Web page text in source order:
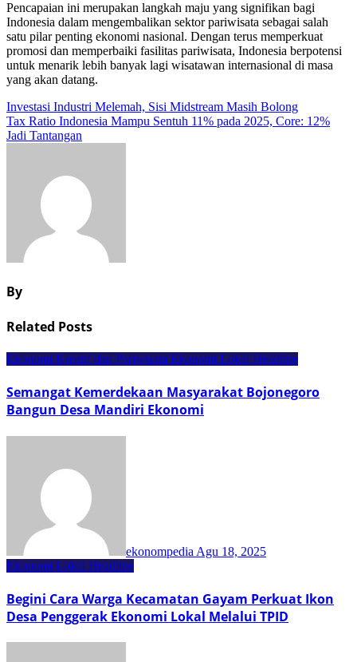
Pencapaian ini merupakan langkah maju yang signifikan bagi
Indonesia dalam mengembalikan sektor pariwisata sebagai salah
satu pilar penting ekonomi nasional. Dengan terus memperkuat
promosi dan memperbaiki fasilitas pariwisata, Indonesia berpotensi
untuk menarik lebih banyak lagi wisatawan internasional di masa
yang akan datang.
Navigasi
pos
Investasi Industri Melemah, Sisi Midstream Masih Bolong
Tax Ratio Indonesia Mampu Sentuh 11% pada 2025, Core: 12%
Jadi Tantangan
By
Related Posts
Ekonomi Kreatif dan Pariwisata Ekonomi Lokal Headline
Semangat Kemerdekaan Masyarakat Bojonegoro
Bangun Desa Mandiri Ekonomi
ekonompedia Agu 18, 2025
Ekonomi Lokal Headline
Begini Cara Warga Kecamatan Gayam Perkuat Ikon
Desa Penggerak Ekonomi Lokal Melalui TPID